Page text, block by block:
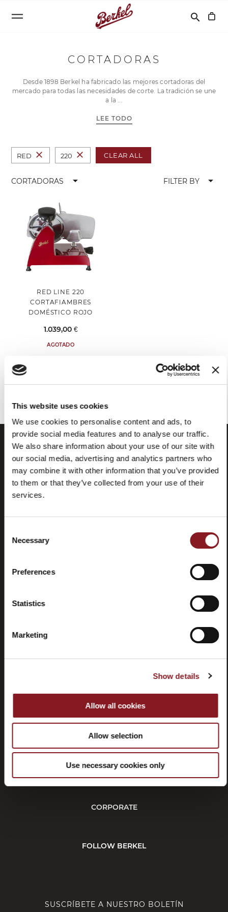
This website uses cookies
We use cookies to personalise content and ads, to
provide social media features and to analyse our traffic.
We also share information about your use of our site with
our social media, advertising and analytics partners who
may combine it with other information that you’ve provided
to them or that they’ve collected from your use of their
services.
Selection
Necessary
Preferences
Statistics
Marketing
Show details
Allow all cookies
Allow selection
Use necessary cookies only
Buscar
search
CORTADORAS
Desde 1898 Berkel ha fabricado las mejores cortadoras del
mercado para todas las necesidades de corte. La tradición se une
a la
LEE TODO
RED close 220 close CLEAR ALL
CORTADORAS arrow_drop_down FILTER BY arrow_drop_down
RED LINE 220
CORTAFIAMBRES
DOMÉSTICO ROJO
1.039,00 €
AGOTADO
Has visto todos los productos de la categoría
Rescisión
CUSTOMER SERVICE
CORPORATE
FOLLOW BERKEL
SUSCRÍBETE A NUESTRO BOLETÍN